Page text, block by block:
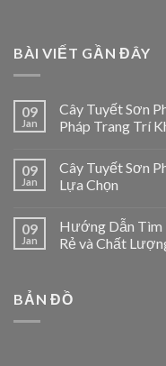
BÀI VIẾT GẦN ĐÂY
09
Jan
Cây Tuyết Sơn
Pháp Trang Trí
09
Jan
Cây Tuyết Sơn
Lựa Chọn
09
Jan
Hướng Dẫn Tìm
Rẻ và Chất
BẢN ĐỒ